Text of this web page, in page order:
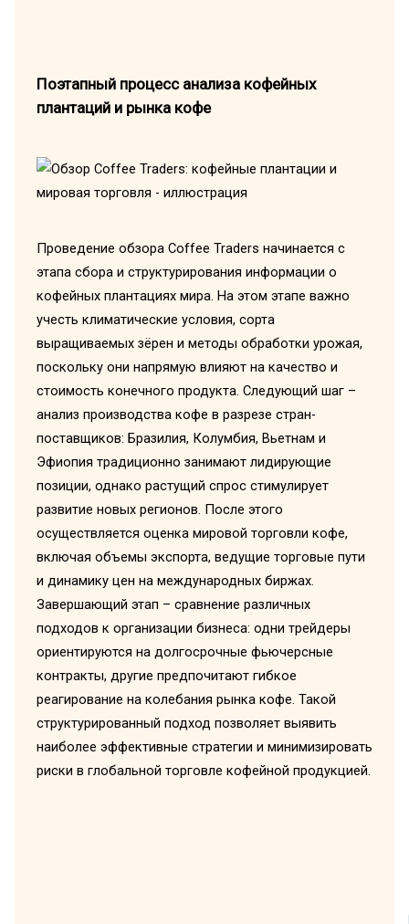
Поэтапный процесс анализа кофейных
плантаций и рынка кофе
Проведение обзора Coffee Traders начинается с
этапа сбора и структурирования информации о
кофейных плантациях мира. На этом этапе важно
учесть климатические условия, сорта
выращиваемых зёрен и методы обработки урожая,
поскольку они напрямую влияют на качество и
стоимость конечного продукта. Следующий шаг –
анализ производства кофе в разрезе стран-
поставщиков: Бразилия, Колумбия, Вьетнам и
Эфиопия традиционно занимают лидирующие
позиции, однако растущий спрос стимулирует
развитие новых регионов. После этого
осуществляется оценка мировой торговли кофе,
включая объемы экспорта, ведущие торговые пути
и динамику цен на международных биржах.
Завершающий этап – сравнение различных
подходов к организации бизнеса: одни трейдеры
ориентируются на долгосрочные фьючерсные
контракты, другие предпочитают гибкое
реагирование на колебания рынка кофе. Такой
структурированный подход позволяет выявить
наиболее эффективные стратегии и минимизировать
риски в глобальной торговле кофейной продукцией.